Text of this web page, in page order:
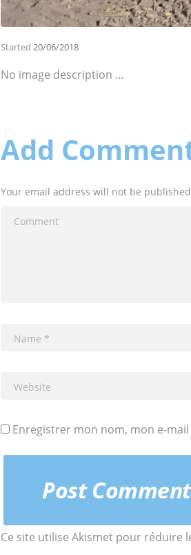
Started 20/06/2018
No image description ...
Add
Your email address will not be
Enregistrer mon nom, mon e-
Ce site utilise Akismet pour réduire